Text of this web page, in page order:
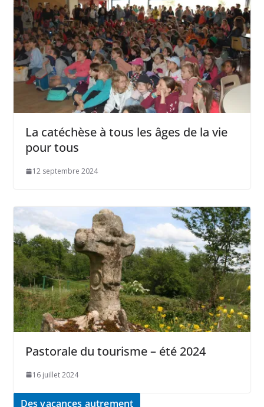
La catéchèse à tous les âges de la vie
pour tous
12 septembre 2024
Pastorale du tourisme – été 2024
16 juillet 2024
Des vacances autrement